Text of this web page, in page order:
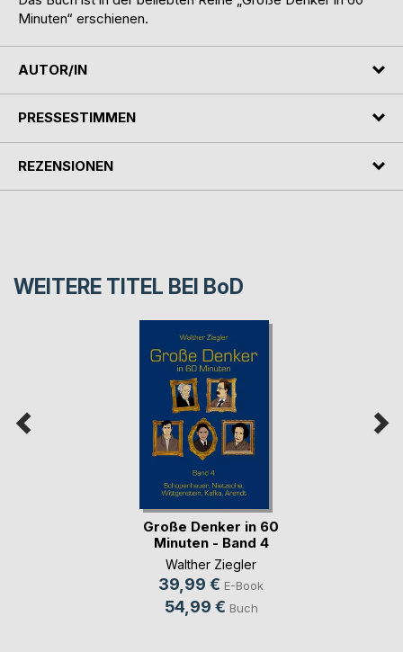
Minuten“ erschienen.
AUTOR/IN
PRESSESTIMMEN
REZENSIONEN
WEITERE TITEL BEI BoD
Große Denker in 60
Minuten - Band 4
Walther Ziegler
39,99 € E-Book
54,99 € Buch